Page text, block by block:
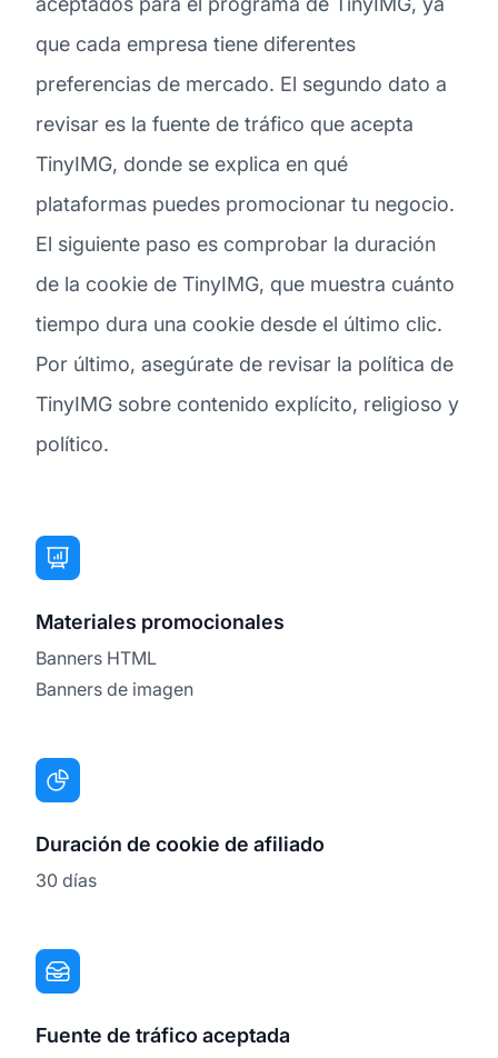
que cada empresa tiene diferentes
preferencias de mercado. El segundo dato a
revisar es la fuente de tráfico que acepta
TinyIMG, donde se explica en qué
plataformas puedes promocionar tu negocio.
El siguiente paso es comprobar la duración
de la cookie de TinyIMG, que muestra cuánto
tiempo dura una cookie desde el último clic.
Por último, asegúrate de revisar la política de
TinyIMG sobre contenido explícito, religioso y
político.
Materiales promocionales
Banners HTML
Banners de imagen
Duración de cookie de afiliado
30 días
Fuente de tráfico aceptada